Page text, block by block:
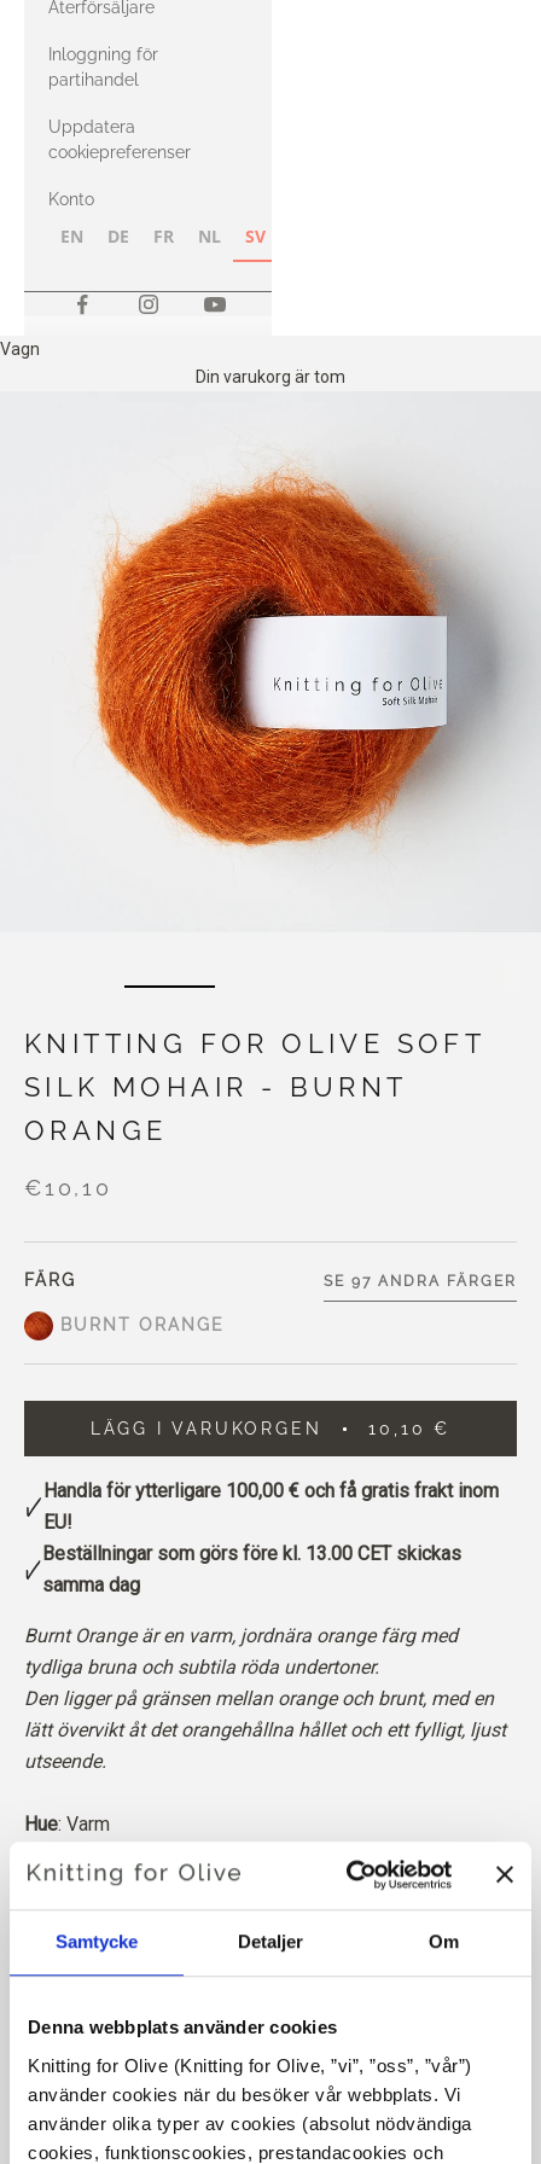
Samtycke Detaljer Om
Denna webbplats använder cookies
Knitting for Olive (Knitting for Olive, ”vi”, ”oss”, ”vår”)
använder cookies när du besöker vår webbplats. Vi
använder olika typer av cookies (absolut nödvändiga
cookies, funktionscookies, prestandacookies och
med Heavy
Merino
Återförsäljare
Inloggning för
partihandel
Uppdatera
cookiepreferenser
Konto
EN DE FR NL SV
Vagn
Din varukorg är tom
KNITTING FOR OLIVE SOFT
SILK MOHAIR - BURNT
ORANGE
€10,10
FÄRG
BURNT ORANGE
SE 97 ANDRA FÄRGER
LÄGG I VARUKORGEN 10,10 €
Handla för ytterligare 100,00 €och få gratis frakt inom
EU!
Beställningar som görs före kl. 13.00 CET skickas
samma dag
Burnt Orange är en varm, jordnära orange färg med
tydliga bruna och subtila röda undertoner.
Den ligger på gränsen mellan orange och brunt, med en
lätt övervikt åt det orangehållna hållet och ett fylligt, ljust
utseende.
Hue: Varm
Passar också bra för: Mörk höst och äkta höst
Knitting for Olive Soft Silk Mohair är en lyxig blandning av
den finaste Kid Mohair och mullbärssilke.
Vår mohair kommer från angoragetter som fötts upp i
Sydafrika, och även garnet produceras lokalt. Våra garner
är spårbara tillbaka till de enskilda gårdarna, vilket innebär
att vi vet exakt vilka gårdar, bönder och getter vår ull